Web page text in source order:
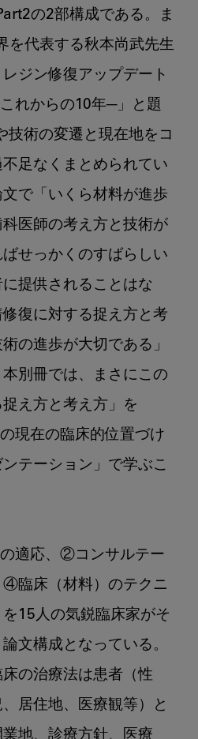
の2部構成である。ま
を代表する秋本尚武先生
ジン修復アップデート
れからの10年─」と題
技術の変遷と現在地をコ
足なくまとめられてい
で「いくら材料が進歩
医師の考え方と技術が
せっかくのすばらしい
提供されることはな
復に対する捉え方と考
の進歩が大切である」
別冊では、まさにこの
捉え方と考え方」を
現在の臨床的位置づけ
テーション」で学ぶこ
適応、②コンサルテー
臨床（材料）のテクニ
15人の気鋭臨床家がそ
文構成となっている。
の治療法は患者（性
居住地、医療観等）と
地、診療方針、医療